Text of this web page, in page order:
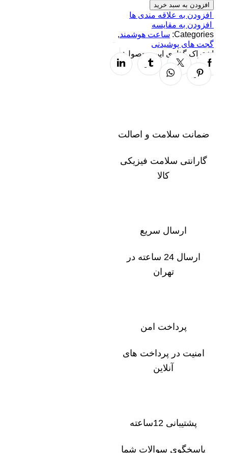
افزودن به سبد خرید
افزودن به علاقه مندی ها
افزودن به مقایسه
Categories: ساعت هوشمند,
گجت های پوشیدنی
اشتراک گذاری این محصول:
ضمانت سلامت و اصالت
گارانتی سلامت فیزیکی
کالا
ارسال سریع
ارسال 24 ساعته در
تهران
پرداخت امن
امنیت در پرداخت های
آنلاین
پشتیبانی 12ساعته
پاسخگوی سوالات شما